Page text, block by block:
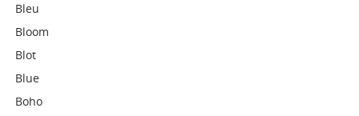
Bleu
Bloom
Blot
Blue
Boho